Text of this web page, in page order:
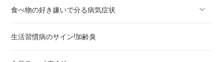
さつまいもの病気予防効果！野菜の選び方
れんこん
食べ物の好き嫌いで分る病気症状
亜鉛不足症状と食事
生活習慣病のサイン!加齢臭